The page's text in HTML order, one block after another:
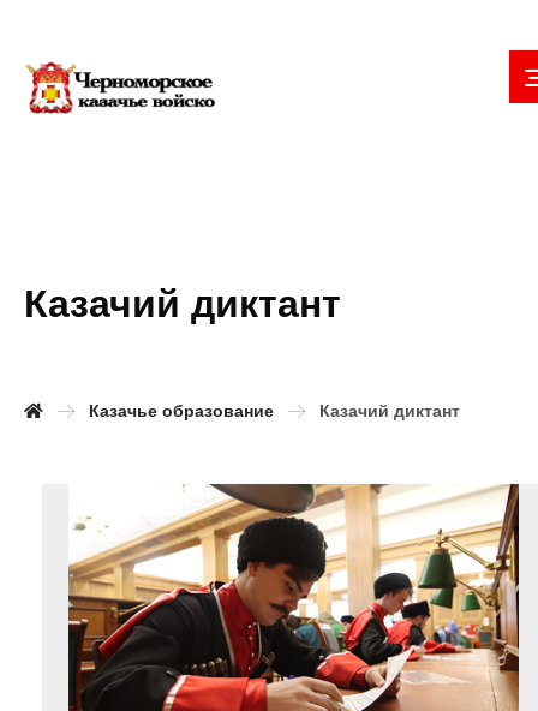
Казачий диктант
Казачье образование Казачий диктант